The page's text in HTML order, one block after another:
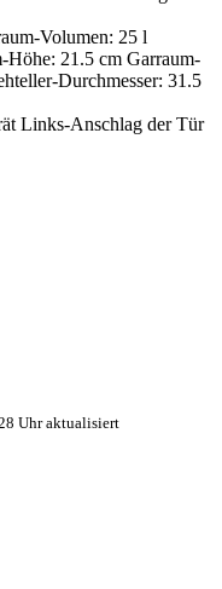
Volumen: 25 l
Höhe: 21.5 cm Garraum-
Durchmesser: 31.5
Links-Anschlag der Tür
Uhr aktualisiert